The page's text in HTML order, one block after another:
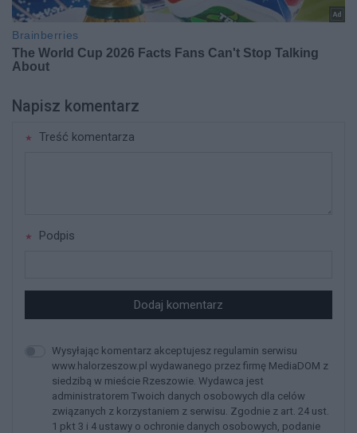
Napisz komentarz
Treść komentarza
Podpis
Dodaj komentarz
Wysyłając komentarz akceptujesz regulamin serwisu
www.halorzeszow.pl wydawanego przez firmę MediaDOM z
siedzibą w mieście Rzeszowie. Wydawca jest
administratorem Twoich danych osobowych dla celów
związanych z korzystaniem z serwisu. Zgodnie z art. 24 ust.
1 pkt 3 i 4 ustawy o ochronie danych osobowych, podanie